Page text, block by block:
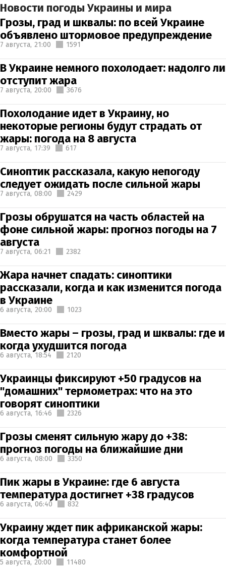
Новости погоды Украины и мира
Грозы, град и шквалы: по всей Украине
объявлено штормовое предупреждение
7 августа, 21:00 1591
В Украине немного похолодает: надолго ли
отступит жара
7 августа, 20:00 3676
Похолодание идет в Украину, но
некоторые регионы будут страдать от
жары: погода на 8 августа
7 августа, 17:39 617
Синоптик рассказала, какую непогоду
следует ожидать после сильной жары
7 августа, 08:00 2429
Грозы обрушатся на часть областей на
фоне сильной жары: прогноз погоды на 7
августа
7 августа, 06:21 2382
Жара начнет спадать: синоптики
рассказали, когда и как изменится погода
в Украине
6 августа, 20:00 1023
Вместо жары – грозы, град и шквалы: где и
когда ухудшится погода
6 августа, 18:54 2120
Украинцы фиксируют +50 градусов на
"домашних" термометрах: что на это
говорят синоптики
6 августа, 16:46 2326
Грозы сменят сильную жару до +38:
прогноз погоды на ближайшие дни
6 августа, 08:00 3350
Пик жары в Украине: где 6 августа
температура достигнет +38 градусов
6 августа, 06:40 832
Украину ждет пик африканской жары:
когда температура станет более
комфортной
5 августа, 20:00 11480